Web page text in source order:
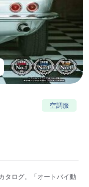
空調服
タログ。「オートバイ動